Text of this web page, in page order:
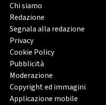
Chi siamo
Redazione
Segnala alla redazione
Privacy
Cookie Policy
Pubblicità
Moderazione
Copyright ed immagini
Applicazione mobile